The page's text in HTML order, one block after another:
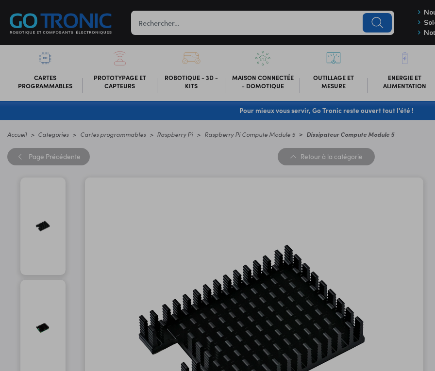
CARTES
PROGRAMMABLES
PROTOTYPAGE ET
CAPTEURS
ROBOTIQUE - 3D -
KITS
MAISON CONNECTÉE
- DOMOTIQUE
OUTILLAGE ET
MESURE
ENERGIE ET
ALIMENTATION
Pour mieux vous servir, Go Tronic reste ouvert tout l'été !
Accueil Categories Cartes programmables Raspberry Pi Raspberry Pi Compute Module 5 Dissipateur Compute Module 5
Page Précédente Retour à la catégorie